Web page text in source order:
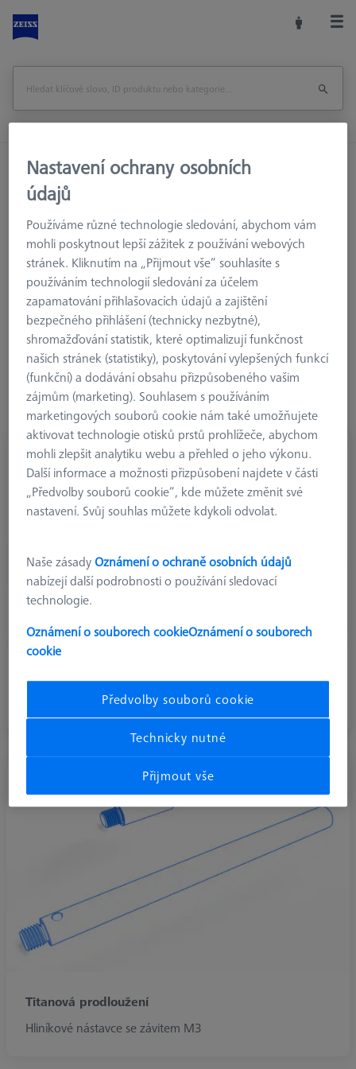
Domů Konfigurace snímačů
Prodloužení
Prodloužení M3 R
Prodloužení M3 R
Prodloužení M3 R se závitem M3 jsou vhodná pro ZEISS RST a
běžné senzory M3 od jiných výrobců. Portfolio zahrnuje
prodloužení vyrobená z nerezové oceli nebo titanu s možností
výběru z různých délek.
Zjistěte více o Prodloužení M3 R
Ocelová prodloužení (inox)
Ocelové nástavce se závitem M3
Titanová prodloužení
Hliníkové nástavce se závitem M3
Nastavení ochrany osobních
údajů
Používáme různé technologie sledování, abychom vám
mohli poskytnout lepší zážitek z používání webových
stránek. Kliknutím na „Přijmout vše“ souhlasíte s
používáním technologií sledování za účelem
zapamatování přihlašovacích údajů a zajištění
bezpečného přihlášení (technicky nezbytné),
shromažďování statistik, které optimalizují funkčnost
našich stránek (statistiky), poskytování vylepšených funkcí
(funkční) a dodávání obsahu přizpůsobeného vašim
zájmům (marketing). Souhlasem s používáním
marketingových souborů cookie nám také umožňujete
aktivovat technologie otisků prstů prohlížeče, abychom
mohli zlepšit analytiku webu a přehled o jeho výkonu.
Další informace a možnosti přizpůsobení najdete v části
„Předvolby souborů cookie“, kde můžete změnit své
nastavení. Svůj souhlas můžete kdykoli odvolat.
Naše zásadyOznámení o ochraně osobních údajů
nabízejí další podrobnosti o používání sledovací
technologie.
Oznámení o souborech cookieOznámení o souborech
cookie
Předvolby souborů cookie
Technicky nutné
Přijmout vše